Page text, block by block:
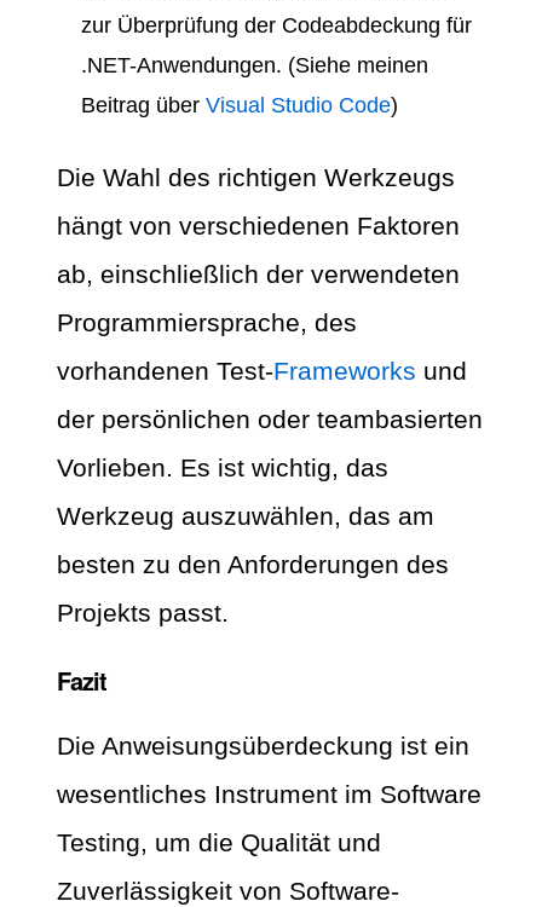
zur Überprüfung der Codeabdeckung für
.NET-Anwendungen. (Siehe meinen
Beitrag über Visual Studio Code)
Die Wahl des richtigen Werkzeugs
hängt von verschiedenen Faktoren
ab, einschließlich der verwendeten
Programmiersprache, des
vorhandenen Test-Frameworks und
der persönlichen oder teambasierten
Vorlieben. Es ist wichtig, das
Werkzeug auszuwählen, das am
besten zu den Anforderungen des
Projekts passt.
Fazit
Die Anweisungsüberdeckung ist ein
wesentliches Instrument im Software
Testing, um die Qualität und
Zuverlässigkeit von Software-